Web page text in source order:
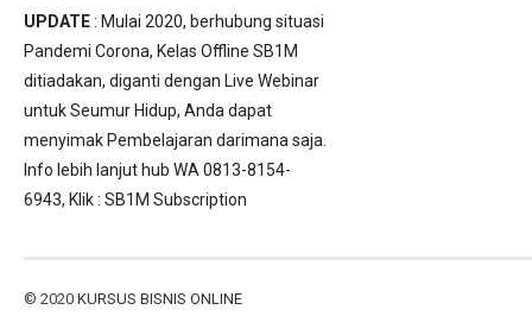
UPDATE: Mulai 2020, berhubung situasi
Pandemi Corona, Kelas Offline SB1M
ditiadakan, diganti dengan Live Webinar
untuk Seumur Hidup, Anda dapat
menyimak Pembelajaran darimana saja.
Info lebih lanjut hub WA 0813-8154-
6943, Klik : SB1M Subscription
© 2020 KURSUS BISNIS ONLINE